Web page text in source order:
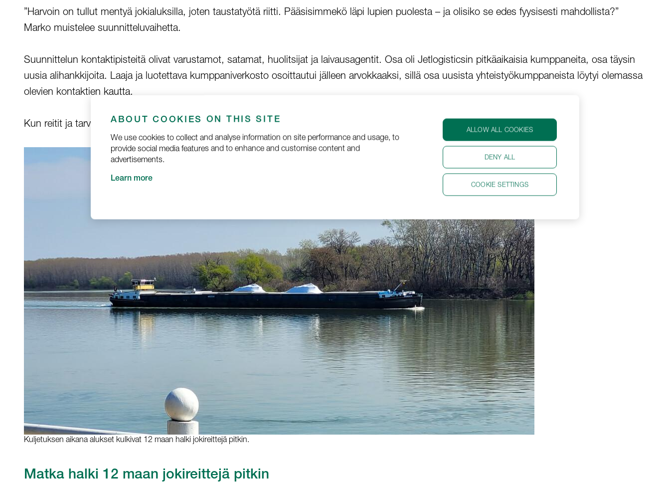
”Harvoin on tullut mentyä jokialuksilla, joten taustatyötä riitti. Pääsisimmekö läpi lupien puolesta – ja olisiko se edes fyysisesti mahdollista?”
Marko muistelee suunnitteluvaihetta.
Suunnittelun kontaktipisteitä olivat varustamot, satamat, huolitsijat ja laivausagentit. Osa oli Jetlogisticsin pitkäaikaisia kumppaneita, osa täysin
uusia alihankkijoita. Laaja ja luotettava kumppaniverkosto osoittautui jälleen arvokkaaksi, sillä osa uusista yhteistyökumppaneista löytyi olemassa
olevien kontaktien kautta.
Kun reitit ja tarvittavat asiakirjat olivat kunnossa ja kaikelle näytettiin vihreää valoa, oli aika lähteä liikkeelle.
Kuljetuksen aikana alukset kulkivat 12 maan halki jokireittejä pitkin.
Matka halki 12 maan jokireittejä pitkin
ABOUT COOKIES ON THIS SITE
We use cookies to collect and analyse information on site performance and usage, to
provide social media features and to enhance and customise content and
advertisements.
Learn more
ALLOW ALL COOKIES
DENY ALL
COOKIE SETTINGS